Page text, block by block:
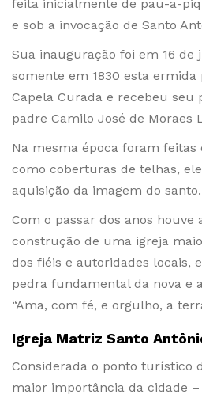
feita inicialmente de pau-a-
e sob a invocação de Santo
Sua inauguração foi em 16 de
somente em 1830 esta ermida
Capela Curada e recebeu seu
padre Camilo José de Moraes
Na mesma época foram feitas
como coberturas de telhas,
aquisição da imagem do santo.
Com o passar dos anos houve
construção de uma igreja
dos fiéis e autoridades locais,
pedra fundamental da nova e
“Ama, com fé, e orgulho, a
Igreja Matriz Santo
Considerada o ponto turístico
maior importância da cidade